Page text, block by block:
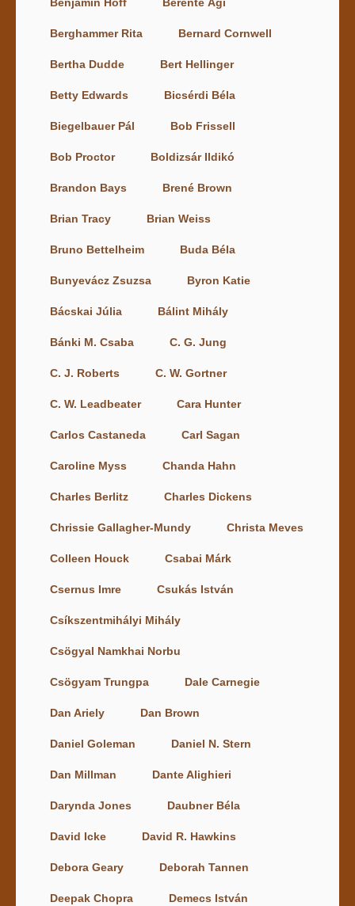
Berghammer Rita Bernard Cornwell
Bertha Dudde Bert Hellinger
Betty Edwards Bicsérdi Béla
Biegelbauer Pál Bob Frissell
Bob Proctor Boldizsár Ildikó
Brandon Bays Brené Brown
Brian Tracy Brian Weiss
Bruno Bettelheim Buda Béla
Bunyevácz Zsuzsa Byron Katie
Bácskai Júlia Bálint Mihály
Bánki M. Csaba C. G. Jung
C. J. Roberts C. W. Gortner
C. W. Leadbeater Cara Hunter
Carlos Castaneda Carl Sagan
Caroline Myss Chanda Hahn
Charles Berlitz Charles Dickens
Chrissie Gallagher-Mundy Christa Meves
Colleen Houck Csabai Márk
Csernus Imre Csukás István
Csíkszentmihályi Mihály
Csögyal Namkhai Norbu
Csögyam Trungpa Dale Carnegie
Dan Ariely Dan Brown
Daniel Goleman Daniel N. Stern
Dan Millman Dante Alighieri
Darynda Jones Daubner Béla
David Icke David R. Hawkins
Debora Geary Deborah Tannen
Deepak Chopra Demecs István